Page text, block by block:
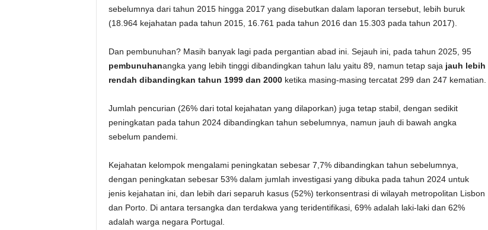
sebelumnya dari tahun 2015 hingga 2017 yang disebutkan dalam laporan tersebut, lebih buruk
(18.964 kejahatan pada tahun 2015, 16.761 pada tahun 2016 dan 15.303 pada tahun 2017).
Dan pembunuhan? Masih banyak lagi pada pergantian abad ini. Sejauh ini, pada tahun 2025, 95
pembunuhanangka yang lebih tinggi dibandingkan tahun lalu yaitu 89, namun tetap saja jauh lebih
rendah dibandingkan tahun 1999 dan 2000ketika masing-masing tercatat 299 dan 247 kematian.
Jumlah pencurian (26% dari total kejahatan yang dilaporkan) juga tetap stabil, dengan sedikit
peningkatan pada tahun 2024 dibandingkan tahun sebelumnya, namun jauh di bawah angka
sebelum pandemi.
Kejahatan kelompok mengalami peningkatan sebesar 7,7% dibandingkan tahun sebelumnya,
dengan peningkatan sebesar 53% dalam jumlah investigasi yang dibuka pada tahun 2024 untuk
jenis kejahatan ini, dan lebih dari separuh kasus (52%) terkonsentrasi di wilayah metropolitan Lisbon
dan Porto. Di antara tersangka dan terdakwa yang teridentifikasi, 69% adalah laki-laki dan 62%
adalah warga negara Portugal.